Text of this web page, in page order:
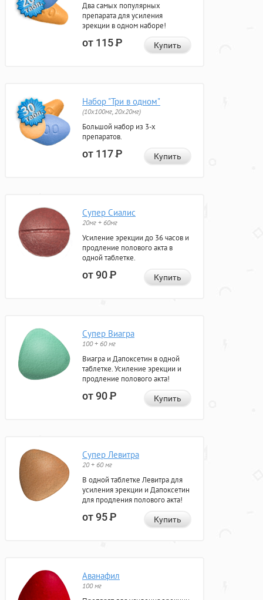
Два самых популярных
препарата для усиления
эрекции в одном наборе!
от 115Р Купить
Набор "Три в одном"
(10x100мг, 20x20мг)
Большой набор из 3-х
препаратов.
от 117Р Купить
Супер Сиалис
20мг + 60мг
Усиление эрекции до 36 часов и
продление полового акта в
одной таблетке.
от 90Р Купить
Супер Виагра
100 + 60 мг
Виагра и Дапоксетин в одной
таблетке. Усиление эрекции и
продление полового акта!
от 90Р Купить
Супер Левитра
20 + 60 мг
В одной таблетке Левитра для
усиления эрекции и Дапоксетин
для продления полового акта!
от 95Р Купить
Аванафил
100 мг